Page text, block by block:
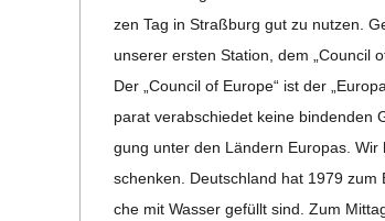
zen Tag in Straß­burg gut zu nut­zen.
unse­rer ers­ten Sta­tion, dem „Coun­cil
Der „Coun­cil of Europe“ ist der
pa­rat ver­ab­schie­det keine bin­den­den
gung unter den Län­dern Euro­pas.
schen­ken. Deutsch­land hat 1979 zum
che mit Was­ser gefüllt sind. Zum